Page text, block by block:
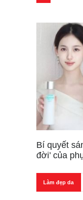
Bí quyết
đời’ của
Làm đẹp da